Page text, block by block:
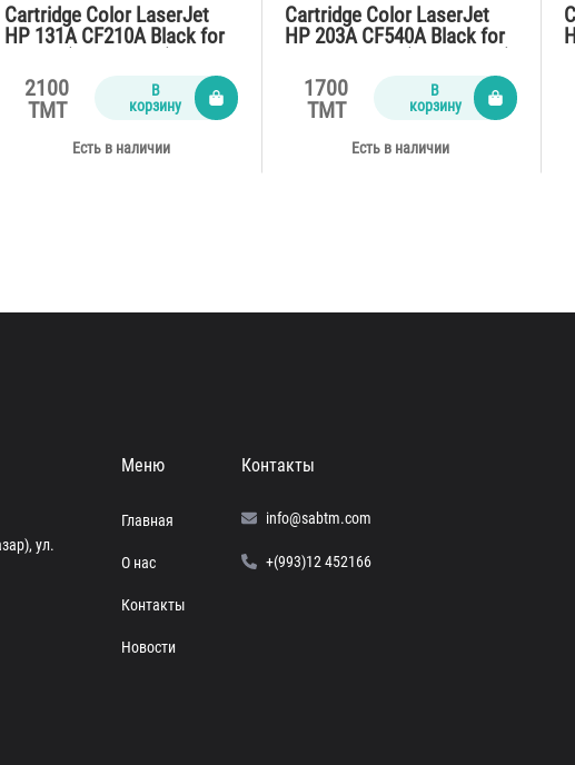
Cartridge Color LaserJet
HP 131A CF210A Black for
2100
TMT
В
корзину
Есть в наличии
Cartridge Color LaserJet
HP 203A CF540A Black for
1700
TMT
В
корзину
Есть в наличии
ул.
Меню
Главная
О нас
Контакты
Новости
Контакты
info@sabtm.com
+(993)12 452166